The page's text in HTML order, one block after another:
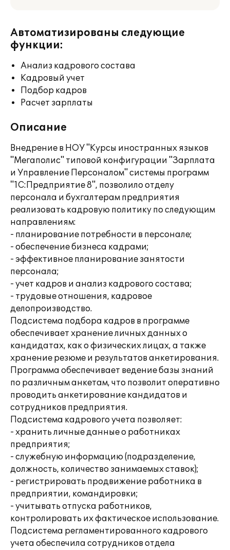
Автоматизированы следующие
функции:
Анализ кадрового состава
Кадровый учет
Подбор кадров
Расчет зарплаты
Описание
Внедрение в НОУ "Курсы иностранных языков
"Мегаполис" типовой конфигурации "Зарплата
и Управление Персоналом" системы программ
"1С:Предприятие 8", позволило отделу
персонала и бухгалтерам предприятия
реализовать кадровую политику по следующим
направлениям:
- планирование потребности в персонале;
- обеспечение бизнеса кадрами;
- эффективное планирование занятости
персонала;
- учет кадров и анализ кадрового состава;
- трудовые отношения, кадровое
делопроизводство.
Подсистема подбора кадров в программе
обеспечивает хранение личных данных о
кандидатах, как о физических лицах, а также
хранение резюме и результатов анкетирования.
Программа обеспечивает ведение базы знаний
по различным анкетам, что позволит оперативно
проводить анкетирование кандидатов и
сотрудников предприятия.
Подсистема кадрового учета позволяет:
- хранить личные данные о работниках
предприятия;
- служебную информацию (подразделение,
должность, количество занимаемых ставок);
- регистрировать продвижение работника в
предприятии, командировки;
- учитывать отпуска работников,
контролировать их фактическое использование.
Подсистема регламентированного кадрового
учета обеспечила сотрудников отдела